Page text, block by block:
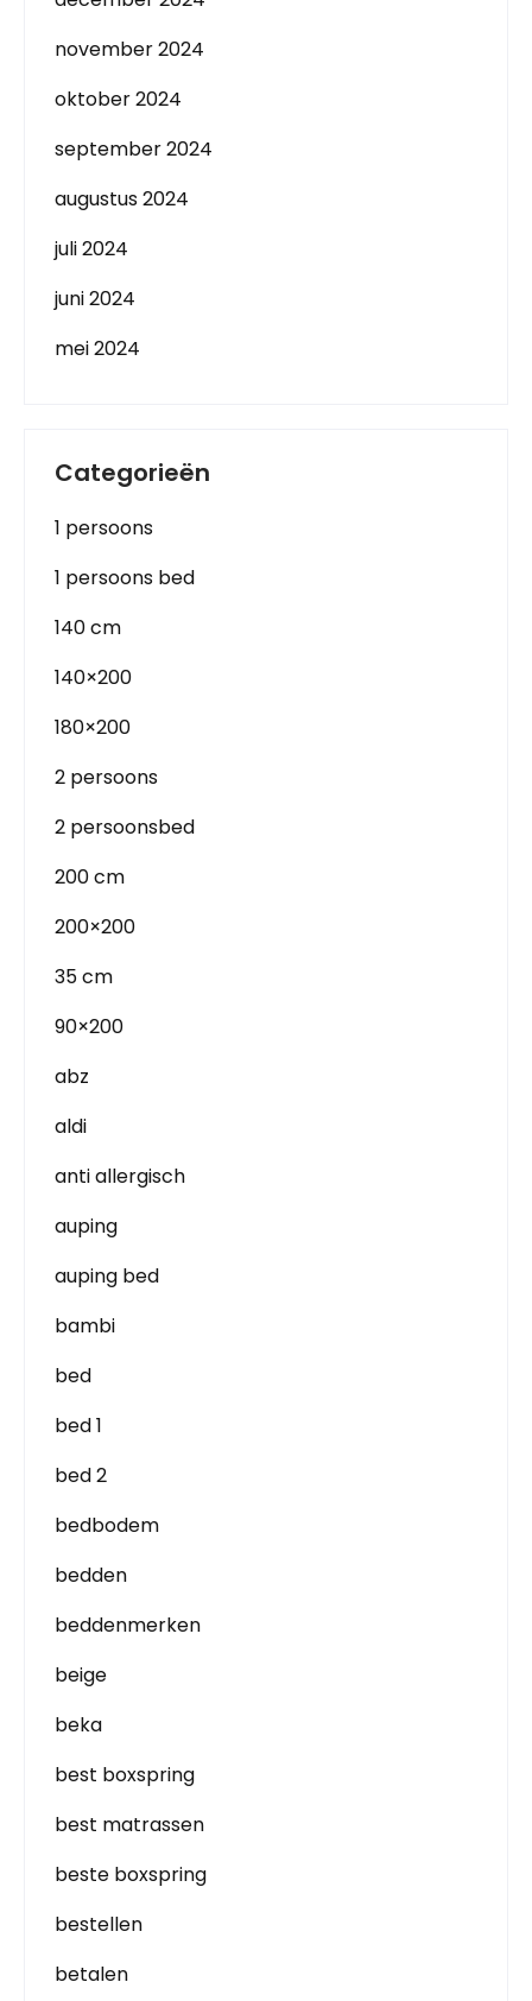
november 2024
oktober 2024
september 2024
augustus 2024
juli 2024
juni 2024
mei 2024
Categorieën
1 persoons
1 persoons bed
140 cm
140×200
180×200
2 persoons
2 persoonsbed
200 cm
200×200
35 cm
90×200
abz
aldi
anti allergisch
auping
auping bed
bambi
bed
bed 1
bed 2
bedbodem
bedden
beddenmerken
beige
beka
best boxspring
best matrassen
beste boxspring
bestellen
betalen